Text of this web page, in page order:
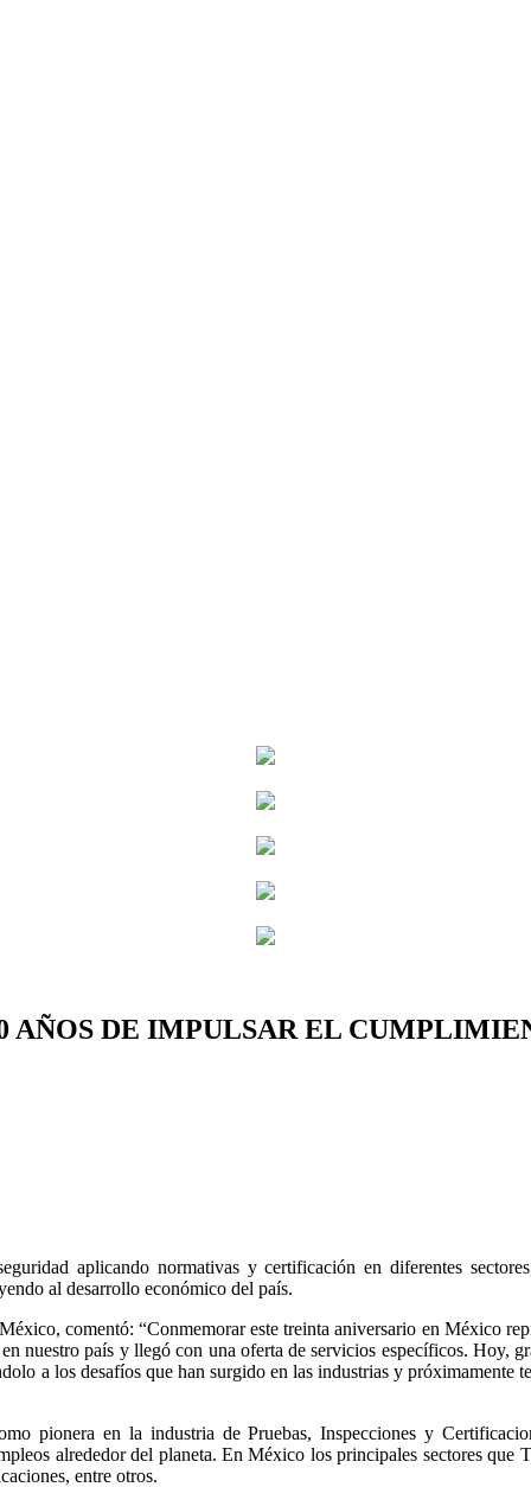
DE IMPULSAR EL
aplicando normativas y certificación en diferentes
al desarrollo económico del país.
comentó: “Conmemorar este treinta aniversario en México
nuestro país y llegó con una oferta de servicios específicos. Hoy,
a los desafíos que han surgido en las industrias y próximamente
pionera en la industria de Pruebas, Inspecciones y
alrededor del planeta. En México los principales sectores
entre otros.